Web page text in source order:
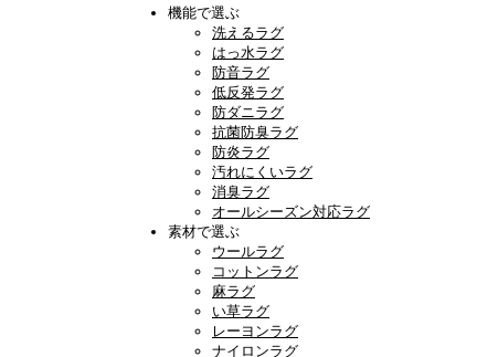
機能で選ぶ
洗えるラグ
はっ水ラグ
防音ラグ
低反発ラグ
防ダニラグ
抗菌防臭ラグ
防炎ラグ
汚れにくいラグ
消臭ラグ
オールシーズン対応ラグ
素材で選ぶ
ウールラグ
コットンラグ
麻ラグ
い草ラグ
レーヨンラグ
ナイロンラグ